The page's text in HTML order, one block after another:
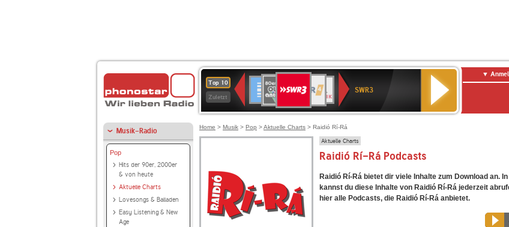
Top 10
Zuletzt
Deutschlandfunk
80er
90er
OLDIE
ANTENNE
4
KLASSIK
SWR
Kultur
NDR
2
SWR3
Musik-Radio
Pop
Hits der 90er, 2000er
& von heute
Aktuelle Charts
Lovesongs & Balladen
Easy Listening & New
Age
Home > Musik > Pop >Aktuelle Charts > Raidió Rí-Rá
Aktuelle Charts
Raidió Rí-Rá Podcasts
Raidió Rí-Rá bietet dir viele Inhalte zum Download an.
kannst du diese Inhalte von Raidió Rí-Rá jederzeit
hier alle Podcasts, die Raidió Rí-Rá anbietet.